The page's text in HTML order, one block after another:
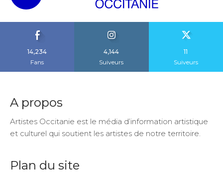
14,234
Fans
4,144
Suiveurs
11
Suiveurs
A propos
Artistes Occitanie est le média d’information artistique
et culturel qui soutient les artistes de notre territoire.
Plan du site